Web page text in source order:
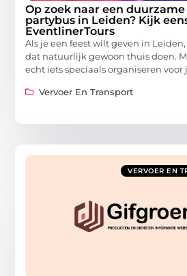
Op zoek naar een duurzame
partybus in Leiden? Kijk
EventlinerTours
Als je een feest wilt geven in
dat natuurlijk gewoon thuis doen.
echt iets speciaals organiseren voor
Vervoer En Transport
VERVOER EN